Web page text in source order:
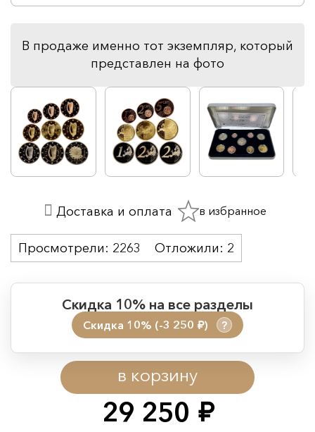
В продаже именно тот экземпляр, который
представлен на фото
29 250 руб.
в корзину
Скидка 10% на все разделы
Скидка 10% (-3 250 руб.) ?
Период действия акции:
Начало:
08.08.2026 00:01
Окончание:
09.08.2026 23:59
Время до окончания:
Просмотрели: 2263 Отложили: 2
Доставка и оплата в избранное